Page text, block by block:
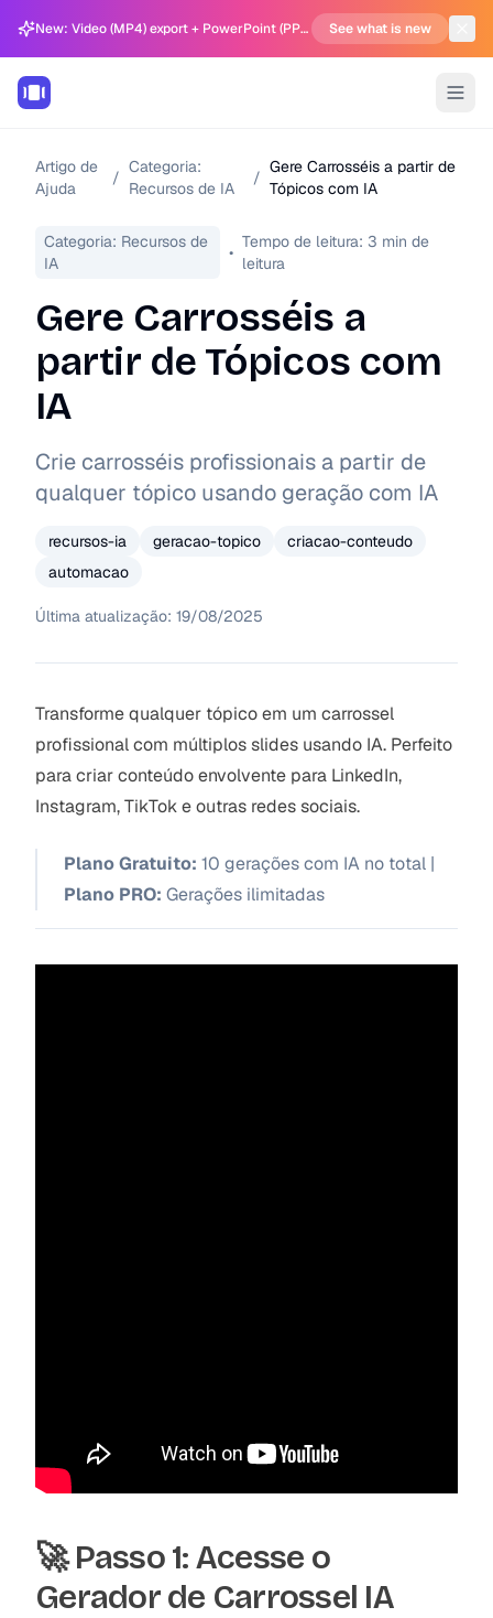
New: Video (MP4) export + PowerPoint (PPTX) support in Carousel Generator See what is new
Artigo de
Ajuda
/
Categoria:
Recursos de IA
/
Gere Carrosséis a partir de
Tópicos com IA
Categoria: Recursos de
IA
•
Tempo de leitura: 3 min de
leitura
Gere Carrosséis a
partir de Tópicos com
IA
Crie carrosséis profissionais a partir de
qualquer tópico usando geração com IA
recursos-ia geracao-topico
criacao-conteudo
automacao
Última atualização: 19/08/2025
Transforme qualquer tópico em um carrossel
profissional com múltiplos slides usando IA. Perfeito
para criar conteúdo envolvente para LinkedIn,
Instagram, TikTok e outras redes sociais.
Plano Gratuito: 10 gerações com IA no total |
Plano PRO: Gerações ilimitadas
🚀 Passo 1: Acesse o
Gerador de Carrossel IA